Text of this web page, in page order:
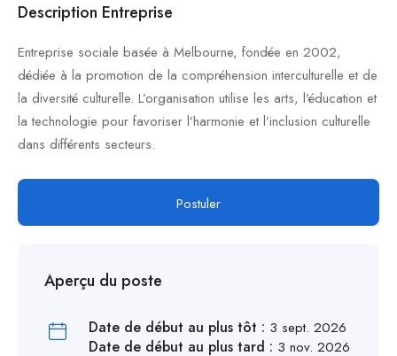
Description Entreprise
Entreprise sociale basée à Melbourne, fondée en 2002,
dédiée à la promotion de la compréhension interculturelle et de
la diversité culturelle. L’organisation utilise les arts, l’éducation et
la technologie pour favoriser l’harmonie et l’inclusion culturelle
dans différents secteurs.
Postuler
Aperçu du poste
Date de début au plus tôt : 3 sept. 2026
Date de début au plus tard : 3 nov. 2026